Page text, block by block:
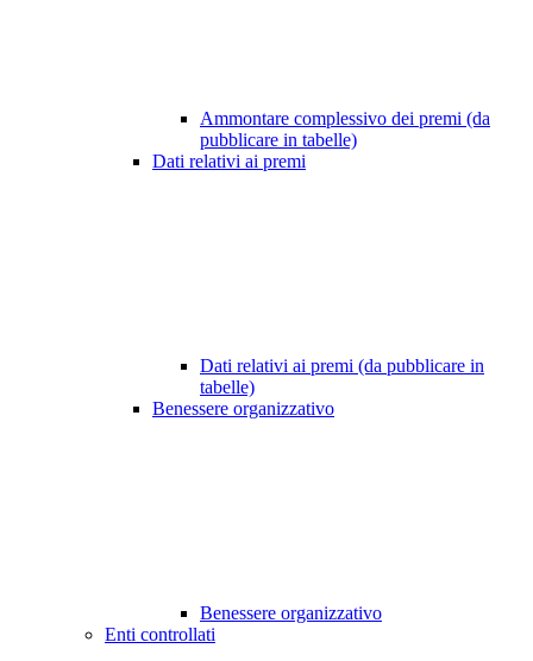
Ammontare complessivo dei premi (da
pubblicare in tabelle)
Dati relativi ai premi
Dati relativi ai premi (da pubblicare in
tabelle)
Benessere organizzativo
Benessere organizzativo
Enti controllati